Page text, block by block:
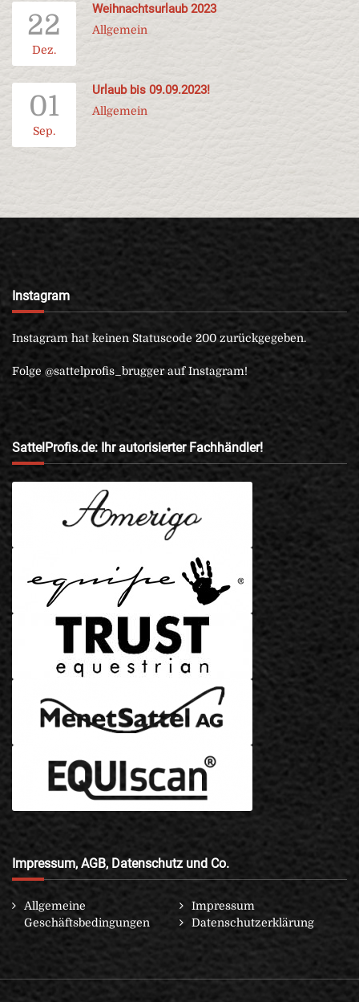
22
Dez.
Weihnachtsurlaub 2023
Allgemein
01
Sep.
Urlaub bis 09.09.2023!
Allgemein
Instagram
Instagram hat keinen Statuscode 200 zurückgegeben.
Folge @sattelprofis_brugger auf Instagram!
SattelProfis.de: Ihr autorisierter Fachhändler!
Impressum, AGB, Datenschutz und Co.
Allgemeine
Geschäftsbedingungen
Impressum
Datenschutzerklärung